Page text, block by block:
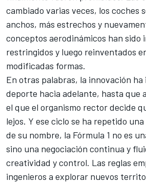
cambiado varias veces, los coches
anchos, más estrechos y
conceptos aerodinámicos han sido
restringidos y luego reinventados
modificadas formas.
En otras palabras, la innovación ha
deporte hacia adelante, hasta que
el que el organismo rector decide
lejos. Y ese ciclo se ha repetido
de su nombre, la Fórmula 1 no es
sino una negociación continua y
creatividad y control. Las reglas
ingenieros a explorar nuevos